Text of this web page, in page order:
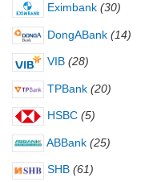
Eximbank (30)
DongABank (14)
VIB (28)
TPBank (20)
HSBC (5)
ABBank (25)
SHB (61)